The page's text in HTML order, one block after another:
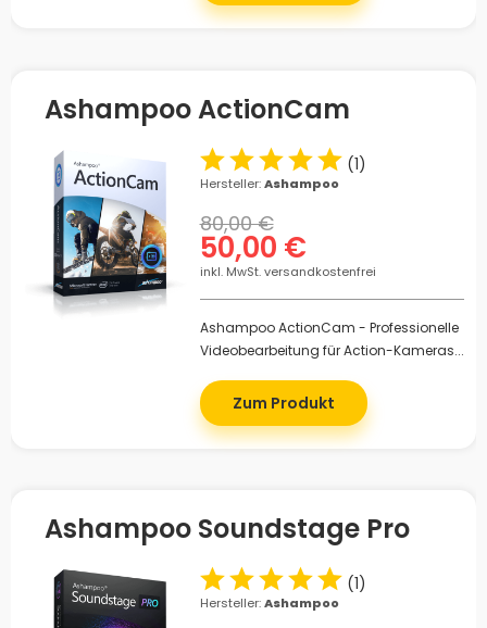
Ashampoo ActionCam
(1)
Hersteller:Ashampoo
50,00 €
80,00 €
inkl. MwSt. versandkostenfrei
Ashampoo ActionCam - Professionelle
Videobearbeitung für Action-Kameras...
Zum Produkt
Ashampoo Soundstage Pro
(1)
Hersteller:Ashampoo